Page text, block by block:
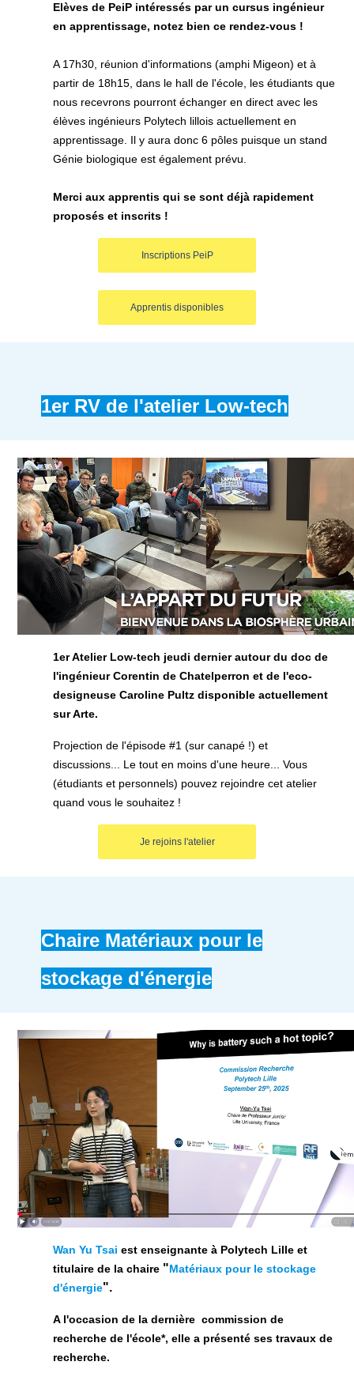
Elèves de PeiP intéressés par un cursus ingénieur
en apprentissage, notez bien ce rendez-vous !
A 17h30, réunion d'informations (amphi Migeon) et à
partir de 18h15, dans le hall de l'école, les étudiants que
nous recevrons pourront échanger en direct avec les
élèves ingénieurs Polytech lillois actuellement en
apprentissage. Il y aura donc 6 pôles puisque un stand
Génie biologique est également prévu.
Merci aux apprentis qui se sont déjà rapidement
proposés et inscrits !
Inscriptions PeiP
Apprentis disponibles
1er RV de l'atelier Low-tech
1er Atelier Low-tech jeudi dernier autour du doc de
l'ingénieur Corentin de Chatelperron et de l'eco-
designeuse Caroline Pultz disponible actuellement
sur Arte.
Projection de l'épisode #1 (sur canapé !) et
discussions... Le tout en moins d'une heure... Vous
(étudiants et personnels) pouvez rejoindre cet atelier
quand vous le souhaitez !
Je rejoins l'atelier
Chaire Matériaux pour le
stockage d'énergie
Wan Yu Tsai est enseignante à Polytech Lille et
titulaire de la chaire"Matériaux pour le stockage
d'énergie".
A l'occasion de la dernière commission de
recherche de l'école*, elle a présenté ses travaux de
recherche.